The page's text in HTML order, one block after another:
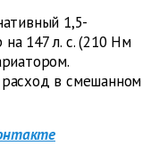
1,5-
147 л. с. (210 Нм
в смешанном